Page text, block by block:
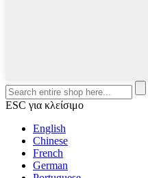
ESC για κλείσιμο
English
Chinese
French
German